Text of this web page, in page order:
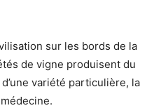
sur les bords de la
de vigne produisent du
variété particulière, la